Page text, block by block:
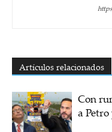
Artículos relacionados
Con
a